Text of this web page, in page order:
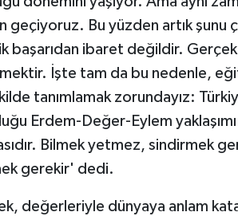
geçiyoruz. Bu yüzden artık
başarıdan ibaret değildir. Gerçek
İşte tam da bu nedenle,
tanımlamak zorundayız:
Erdem-Değer-Eylem yaklaşımı
Bilmek yetmez, sindirmek
gerekir' dedi.
değerleriyle dünyaya anlam